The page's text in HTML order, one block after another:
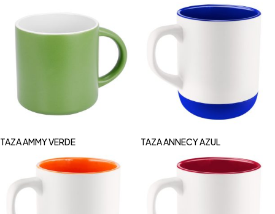
TAZA AMMY VERDE TAZA ANNECY AZUL